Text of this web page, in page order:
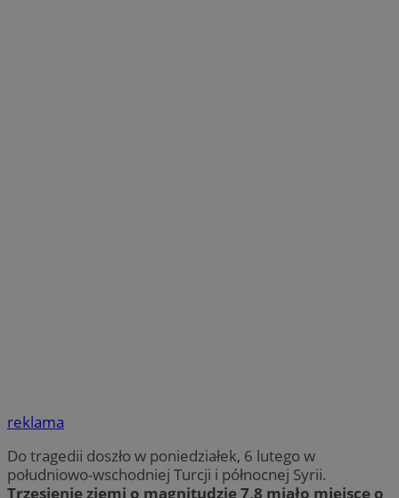
reklama
Do tragedii doszło w poniedziałek, 6 lutego w
południowo-wschodniej Turcji i północnej Syrii.
Trzęsienie ziemi o magnitudzie 7,8 miało miejsce o